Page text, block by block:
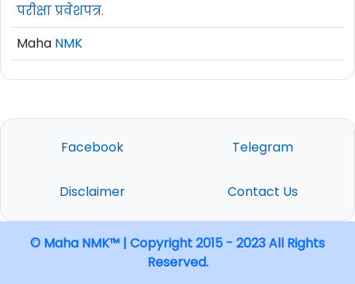
परीक्षा प्रवेशपत्र.
Maha NMK
Facebook Telegram
Disclaimer Contact Us
© Maha NMK™ | Copyright 2015 - 2023 All Rights
Reserved.